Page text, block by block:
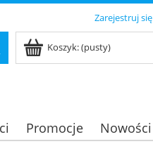
Zarejestruj się
Koszyk:(pusty)
Promocje Nowości